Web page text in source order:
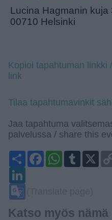
Lucina Hagmanin kuja
00710 Helsinki
Kopioi tapahtuman linkki
link
Tilaa tapahtumavinkit
Jaa tapahtuma
palvelussa / share this
ShareFacebookWhatsApp
Tumblr
X
Katso myös nämä